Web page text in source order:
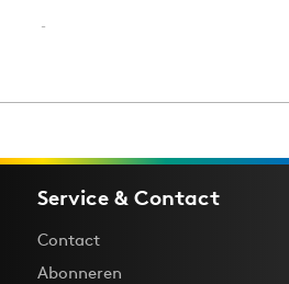
-
Service & Contact
Contact
Abonneren